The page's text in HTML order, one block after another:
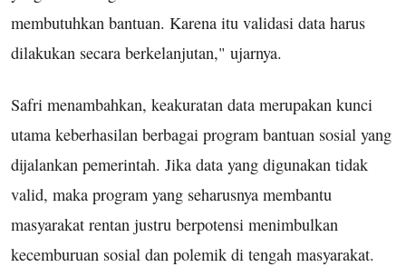
membutuhkan bantuan. Karena itu validasi data harus
dilakukan secara berkelanjutan," ujarnya.
Safri menambahkan, keakuratan data merupakan kunci
utama keberhasilan berbagai program bantuan sosial yang
dijalankan pemerintah. Jika data yang digunakan tidak
valid, maka program yang seharusnya membantu
masyarakat rentan justru berpotensi menimbulkan
kecemburuan sosial dan polemik di tengah masyarakat.